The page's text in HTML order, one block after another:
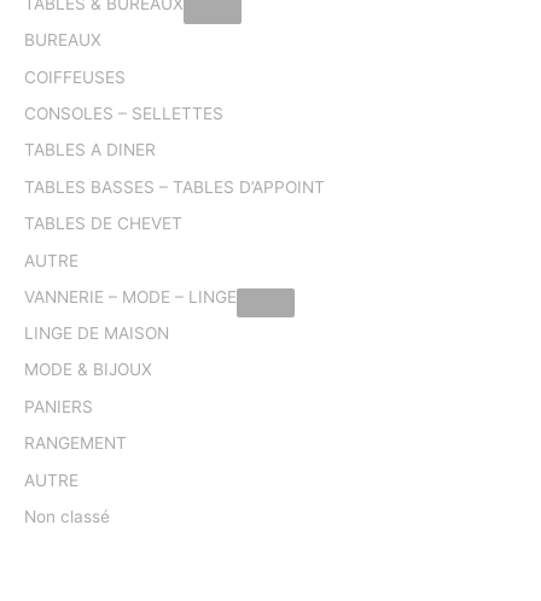
BUREAUX
COIFFEUSES
CONSOLES – SELLETTES
TABLES A DINER
TABLES BASSES – TABLES D’APPOINT
TABLES DE CHEVET
AUTRE
VANNERIE – MODE – LINGE
LINGE DE MAISON
MODE & BIJOUX
PANIERS
RANGEMENT
AUTRE
Non classé